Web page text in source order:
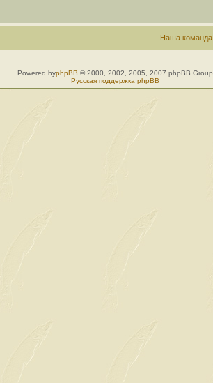
Наша команда
Powered byphpBB © 2000, 2002, 2005, 2007 phpBB Group
Русская поддержка phpBB